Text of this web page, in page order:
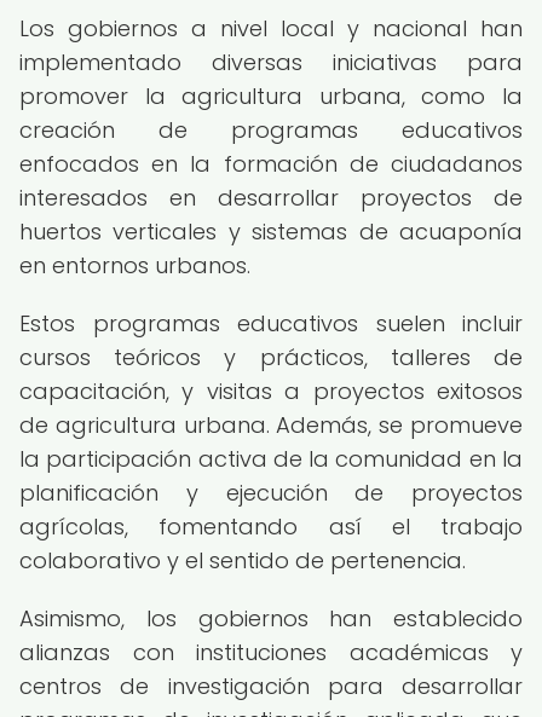
Los gobiernos a nivel local y nacional han
implementado diversas iniciativas para
promover la agricultura urbana, como la
creación de programas educativos
enfocados en la formación de ciudadanos
interesados en desarrollar proyectos de
huertos verticales y sistemas de acuaponía
en entornos urbanos.
Estos programas educativos suelen incluir
cursos teóricos y prácticos, talleres de
capacitación, y visitas a proyectos exitosos
de agricultura urbana. Además, se promueve
la participación activa de la comunidad en la
planificación y ejecución de proyectos
agrícolas, fomentando así el trabajo
colaborativo y el sentido de pertenencia.
Asimismo, los gobiernos han establecido
alianzas con instituciones académicas y
centros de investigación para desarrollar